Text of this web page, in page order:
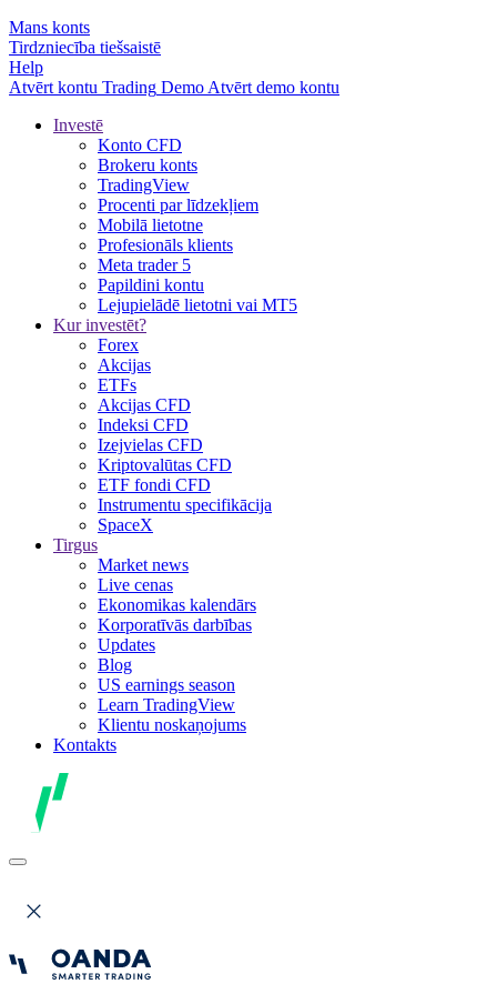
Mans konts
Tirdzniecība tiešsaistē
Help
Atvērt kontu Trading Demo Atvērt demo kontu
Investē
Konto CFD
Brokeru konts
TradingView
Procenti par līdzekļiem
Mobilā lietotne
Profesionāls klients
Meta trader 5
Papildini kontu
Lejupielādē lietotni vai MT5
Kur investēt?
Forex
Akcijas
ETFs
Akcijas CFD
Indeksi CFD
Izejvielas CFD
Kriptovalūtas CFD
ETF fondi CFD
Instrumentu specifikācija
SpaceX
Tirgus
Market news
Live cenas
Ekonomikas kalendārs
Korporatīvās darbības
Updates
Blog
US earnings season
Learn TradingView
Klientu noskaņojums
Kontakts